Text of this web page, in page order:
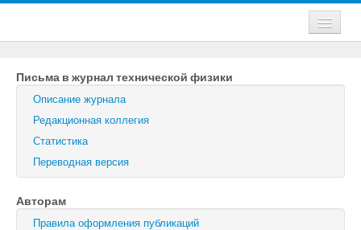
Журнал технической физики
Письма в Журнал технической физики
Физика твердого тела
Физика и техника полупроводников
Оптика и спектроскопия
Письма в журнал технической физики
Описание журнала
Редакционная коллегия
Статистика
Переводная версия
Авторам
Правила оформления публикаций